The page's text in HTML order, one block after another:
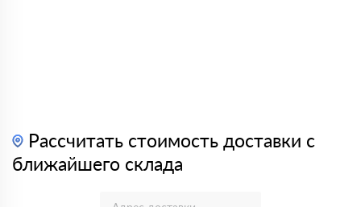
Рассчитать стоимость доставки с
ближайшего склада